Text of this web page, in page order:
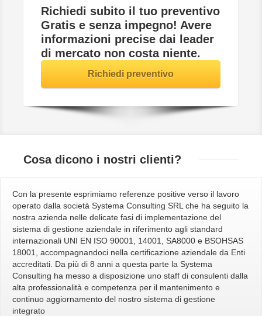
Richiedi subito il tuo preventivo
Gratis e senza impegno! Avere
informazioni precise dai leader
di mercato non costa niente.
Richiedi preventivo
Cosa dicono i nostri clienti?
Con la presente esprimiamo referenze positive verso il lavoro
operato dalla società Systema Consulting SRL che ha seguito la
nostra azienda nelle delicate fasi di implementazione del
sistema di gestione aziendale in riferimento agli standard
internazionali UNI EN ISO 90001, 14001, SA8000 e BSOHSAS
18001, accompagnandoci nella certificazione aziendale da Enti
accreditati. Da più di 8 anni a questa parte la Systema
Consulting ha messo a disposizione uno staff di consulenti dalla
alta professionalità e competenza per il mantenimento e
continuo aggiornamento del nostro sistema di gestione
integrato